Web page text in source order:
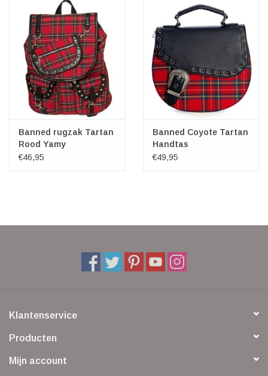
Banned rugzak Tartan
Rood Yamy
€46,95
Banned Coyote Tartan
Handtas
€49,95
Klantenservice
Producten
Mijn account